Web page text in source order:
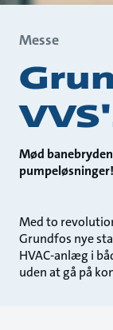
Messe
Mød
pumpeløsninger!
Med to
Grundfos nye
HVAC-anlæg i
uden at gå på